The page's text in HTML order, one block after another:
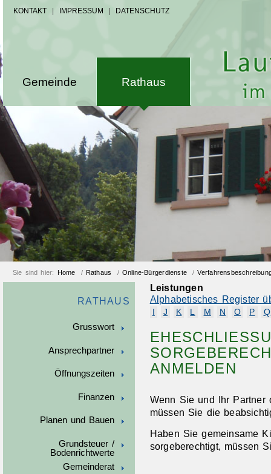
KONTAKT IMPRESSUM DATENSCHUTZ
Gemeinde Rathaus
Sie sind hier: Home / Rathaus / Online-Bürgerdienste /
RATHAUS
Grusswort
Ansprechpartner
Öffnungszeiten
Finanzen
Planen und Bauen
Grundsteuer /
Bodenrichtwerte
Gemeinderat
Leistungen
Alphabetisches Register
J K L M N O P Q
NMELDEN
Wenn Sie und Ihr Partner
müssen Sie die
Haben Sie gemeinsame
sorgeberechtigt, müssen